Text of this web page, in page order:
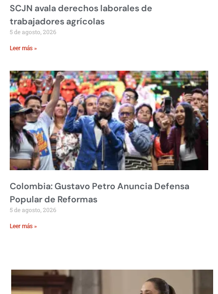
SCJN avala derechos laborales de
trabajadores agrícolas
5 de agosto, 2026
Leer más »
Colombia: Gustavo Petro Anuncia Defensa
Popular de Reformas
5 de agosto, 2026
Leer más »